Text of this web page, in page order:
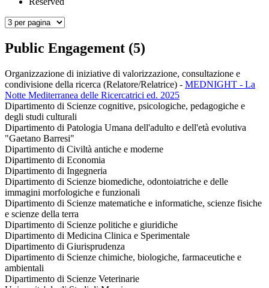
Public Engagement (5)
Organizzazione di iniziative di valorizzazione, consultazione e
condivisione della ricerca (Relatore/Relatrice) - MEDNIGHT - La
Notte Mediterranea delle Ricercatrici ed. 2025
Dipartimento di Scienze cognitive, psicologiche, pedagogiche e
degli studi culturali
Dipartimento di Patologia Umana dell'adulto e dell'età evolutiva
"Gaetano Barresi"
Dipartimento di Civiltà antiche e moderne
Dipartimento di Economia
Dipartimento di Ingegneria
Dipartimento di Scienze biomediche, odontoiatriche e delle
immagini morfologiche e funzionali
Dipartimento di Scienze matematiche e informatiche, scienze fisiche
e scienze della terra
Dipartimento di Scienze politiche e giuridiche
Dipartimento di Medicina Clinica e Sperimentale
Dipartimento di Giurisprudenza
Dipartimento di Scienze chimiche, biologiche, farmaceutiche e
ambientali
Dipartimento di Scienze Veterinarie